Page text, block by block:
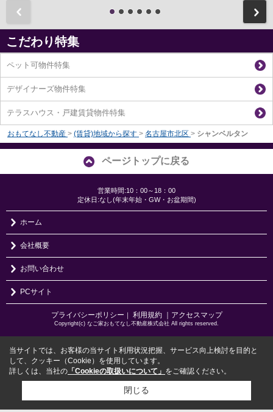
こだわり特集
ペット可物件特集
デザイナーズ物件特集
テラスハウス・戸建賃貸物件特集
おもてなし不動産 > (賃貸)地域から探す > 名古屋市北区 > シャンベルタン
ページトップに戻る
営業時間:10：00～18：00
定休日:なし(年末年始・GW・お盆期間)
ホーム
会社概要
お問い合わせ
PCサイト
プライバシーポリシー 利用規約 ｜アクセスマップ
Copyright(c) なご家おもてなし不動産株式会社 All rights reserved.
当サイトでは、お客様の当サイト利用状況把握、サービス向上検討を目的と
して、クッキー（Cookie）を使用しています。
詳しくは、当社の 「Cookieの取扱いについて」 をご確認ください。
閉じる